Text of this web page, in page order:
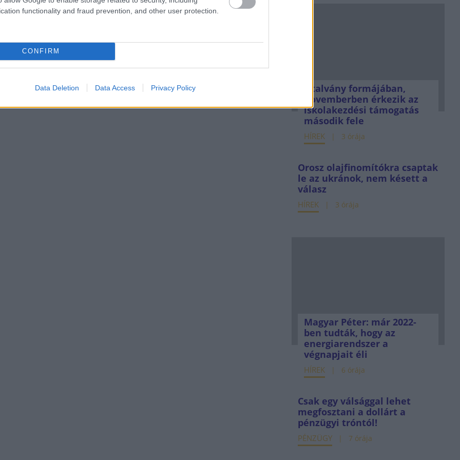
functionality and fraud prevention, and other user protection.
CONFIRM
Data Deletion Data Access Privacy Policy
Utalvány formájában,
novemberben érkezik az
iskolakezdési támogatás
második fele
HÍREK 3 órája
Orosz olajfinomítókra csaptak
le az ukránok, nem késett a
válasz
HÍREK 3 órája
Magyar Péter: már 2022-
ben tudták, hogy az
energiarendszer a
végnapjait éli
HÍREK 6 órája
Csak egy válsággal lehet
megfosztani a dollárt a
pénzügyi tróntól!
PÉNZÜGY 7 órája